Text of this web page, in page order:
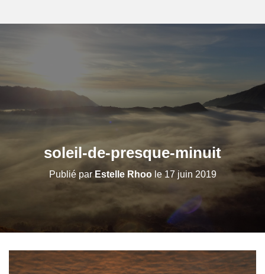
soleil-de-presque-minuit
Publié parEstelle Rhoole17 juin 2019